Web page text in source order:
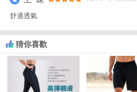
舒適透氣
猜你喜歡